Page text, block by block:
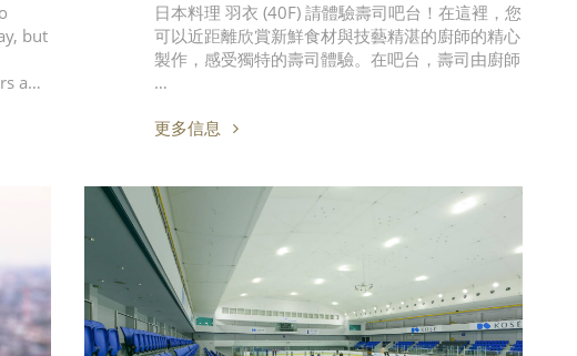
but
and
日本料理 羽衣 (40F) 請體驗壽司吧台！在這裡，您
可以近距離欣賞新鮮食材與技藝精湛的廚師的精心
製作，感受獨特的壽司體驗。在吧台，壽司由廚師
…
更多信息